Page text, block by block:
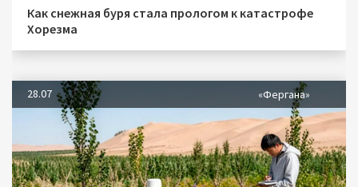
Как снежная буря стала прологом к катастрофе
Хорезма
28.07 «Фергана»